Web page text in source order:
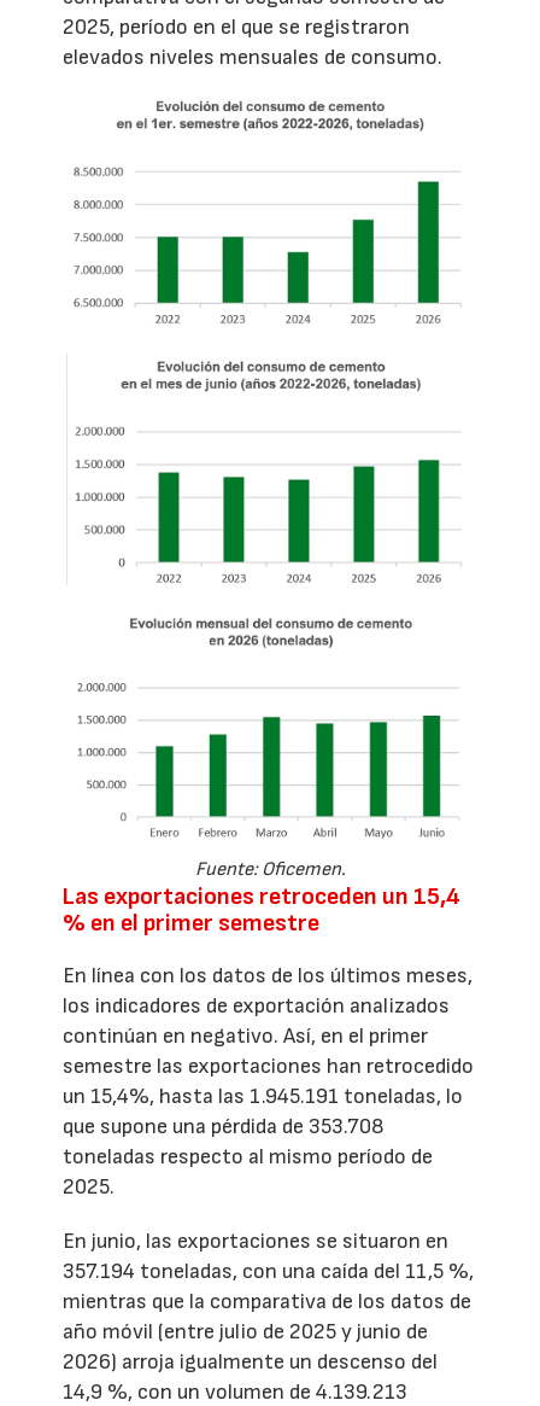
2025, período en el que se registraron
elevados niveles mensuales de consumo.
Fuente: Oficemen.
Las exportaciones retroceden un 15,4
% en el primer semestre
En línea con los datos de los últimos meses,
los indicadores de exportación analizados
continúan en negativo. Así, en el primer
semestre las exportaciones han retrocedido
un 15,4%, hasta las 1.945.191 toneladas, lo
que supone una pérdida de 353.708
toneladas respecto al mismo período de
2025.
En junio, las exportaciones se situaron en
357.194 toneladas, con una caída del 11,5 %,
mientras que la comparativa de los datos de
año móvil (entre julio de 2025 y junio de
2026) arroja igualmente un descenso del
14,9 %, con un volumen de 4.139.213